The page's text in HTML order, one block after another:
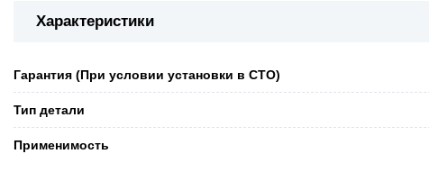
Характеристики
Гарантия (При условии установки в СТО)
Тип детали
Применимость